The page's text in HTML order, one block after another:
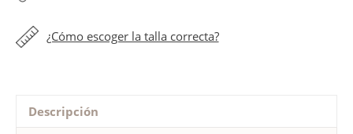
¿Cómo escoger la talla correcta?
Descripción